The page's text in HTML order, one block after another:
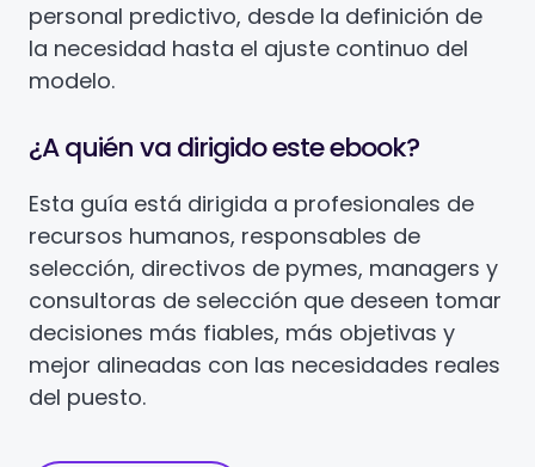
personal predictivo, desde la definición de
la necesidad hasta el ajuste continuo del
modelo.
¿A quién va dirigido este ebook?
Esta guía está dirigida a profesionales de
recursos humanos, responsables de
selección, directivos de pymes, managers y
consultoras de selección que deseen tomar
decisiones más fiables, más objetivas y
mejor alineadas con las necesidades reales
del puesto.